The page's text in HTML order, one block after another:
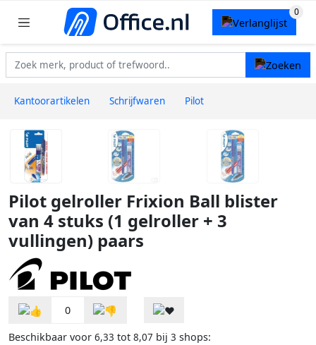
Kantoorartikelen Schrijfwaren Pilot
Pilot gelroller Frixion Ball blister
van 4 stuks (1 gelroller + 3
vullingen) paars
0
Beschikbaar voor 6,33 tot 8,07 bij 3 shops: